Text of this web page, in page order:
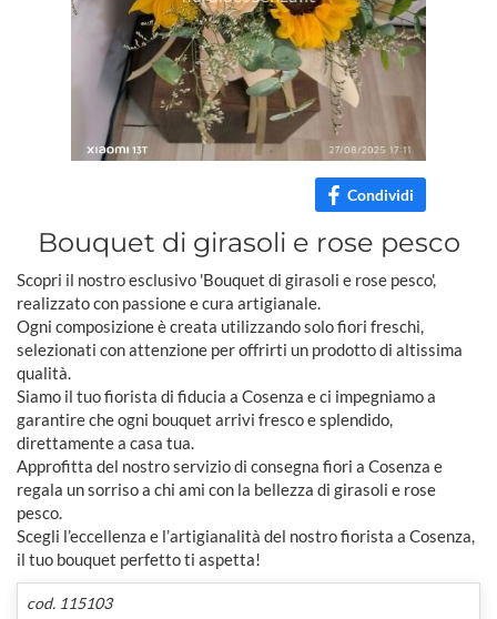
Condividi
Bouquet di girasoli e rose pesco
Scopri il nostro esclusivo 'Bouquet di girasoli e rose pesco',
realizzato con passione e cura artigianale.
Ogni composizione è creata utilizzando solo fiori freschi,
selezionati con attenzione per offrirti un prodotto di altissima
qualità.
Siamo il tuo fiorista di fiducia a Cosenza e ci impegniamo a
garantire che ogni bouquet arrivi fresco e splendido,
direttamente a casa tua.
Approfitta del nostro servizio di consegna fiori a Cosenza e
regala un sorriso a chi ami con la bellezza di girasoli e rose
pesco.
Scegli l’eccellenza e l’artigianalità del nostro fiorista a Cosenza,
il tuo bouquet perfetto ti aspetta!
cod. 115103